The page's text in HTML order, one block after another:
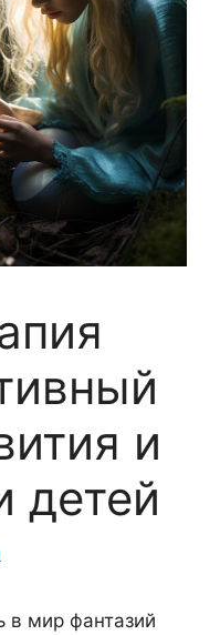
и
детей
в мир фантазий